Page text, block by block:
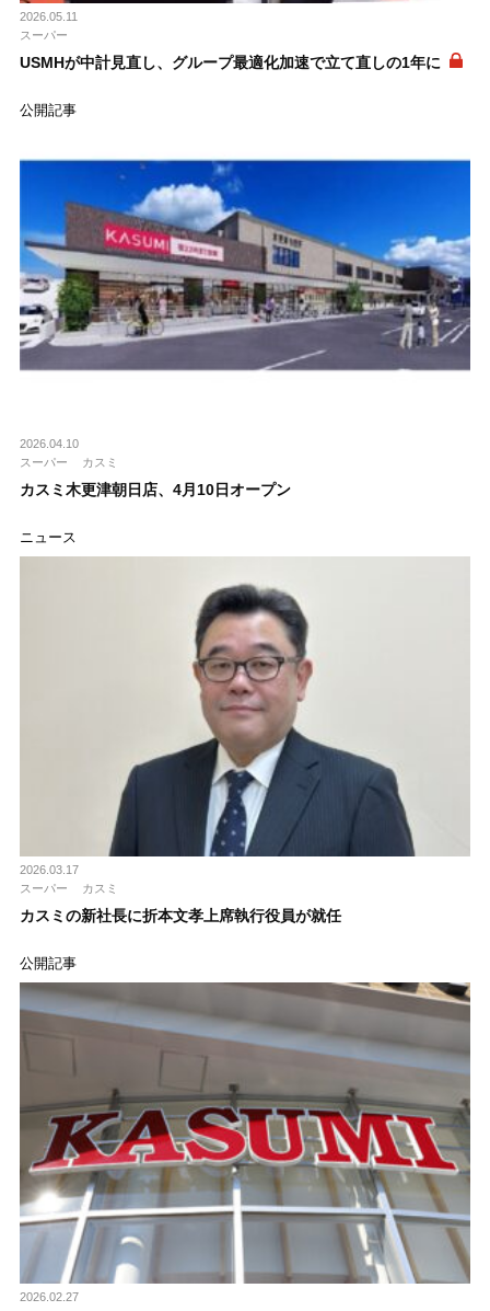
2026.05.11
スーパー
USMHが中計見直し、グループ最適化加速で立て直しの1年に
公開記事
2026.04.10
スーパー
カスミ
カスミ木更津朝日店、4月10日オープン
ニュース
2026.03.17
スーパー
カスミ
カスミの新社長に折本文孝上席執行役員が就任
公開記事
2026.02.27